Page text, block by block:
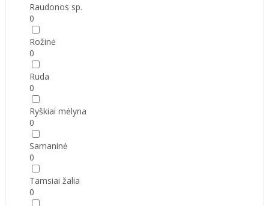
Raudonos sp.
0
Rožinė
0
Ruda
0
Ryškiai mėlyna
0
Samaninė
0
Tamsiai žalia
0